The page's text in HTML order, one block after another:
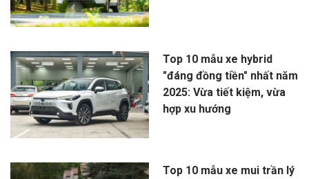
Top 10 mẫu xe hybrid
"đáng đồng tiền" nhất năm
2025: Vừa tiết kiệm, vừa
hợp xu hướng
Top 10 mẫu xe mui trần lý